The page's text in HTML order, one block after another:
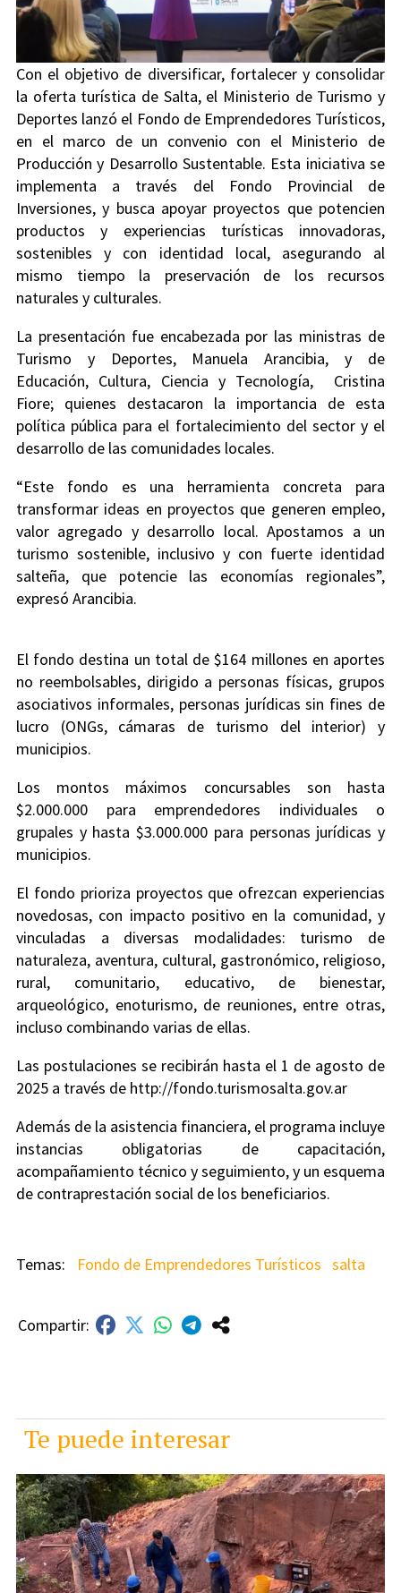
Con el objetivo de diversificar, fortalecer y consolidar
la oferta turística de Salta, el Ministerio de Turismo y
Deportes lanzó el Fondo de Emprendedores Turísticos,
en el marco de un convenio con el Ministerio de
Producción y Desarrollo Sustentable. Esta iniciativa se
implementa a través del Fondo Provincial de
Inversiones, y busca apoyar proyectos que potencien
productos y experiencias turísticas innovadoras,
sostenibles y con identidad local, asegurando al
mismo tiempo la preservación de los recursos
naturales y culturales.
La presentación fue encabezada por las ministras de
Turismo y Deportes, Manuela Arancibia, y de
Educación, Cultura, Ciencia y Tecnología, Cristina
Fiore; quienes destacaron la importancia de esta
política pública para el fortalecimiento del sector y el
desarrollo de las comunidades locales.
“Este fondo es una herramienta concreta para
transformar ideas en proyectos que generen empleo,
valor agregado y desarrollo local. Apostamos a un
turismo sostenible, inclusivo y con fuerte identidad
salteña, que potencie las economías regionales”,
expresó Arancibia.
El fondo destina un total de $164 millones en aportes
no reembolsables, dirigido a personas físicas, grupos
asociativos informales, personas jurídicas sin fines de
lucro (ONGs, cámaras de turismo del interior) y
municipios.
Los montos máximos concursables son hasta
$2.000.000 para emprendedores individuales o
grupales y hasta $3.000.000 para personas jurídicas y
municipios.
El fondo prioriza proyectos que ofrezcan experiencias
novedosas, con impacto positivo en la comunidad, y
vinculadas a diversas modalidades: turismo de
naturaleza, aventura, cultural, gastronómico, religioso,
rural, comunitario, educativo, de bienestar,
arqueológico, enoturismo, de reuniones, entre otras,
incluso combinando varias de ellas.
Las postulaciones se recibirán hasta el 1 de agosto de
2025 a través de http://fondo.turismosalta.gov.ar
Además de la asistencia financiera, el programa incluye
instancias obligatorias de capacitación,
acompañamiento técnico y seguimiento, y un esquema
de contraprestación social de los beneficiarios.
Fondo de Emprendedores Turísticos salta
Te puede interesar